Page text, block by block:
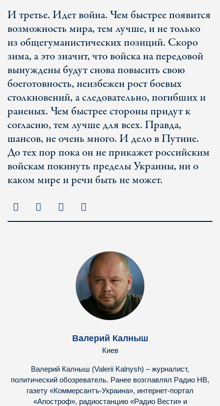
И третье. Идет война. Чем быстрее появится
возможность мира, тем лучше, и не только
из общегуманистических позиций. Скоро
зима, а это значит, что войска на передовой
вынуждены будут снова повысить свою
боеготовность, неизбежен рост боевых
столкновений, а следовательно, погибших и
раненых. Чем быстрее стороны придут к
согласию, тем лучше для всех. Правда,
шансов, не очень много. И дело в Путине.
До тех пор пока он не прикажет российским
войскам покинуть пределы Украины, ни о
каком мире и речи быть не может.
Валерий Калныш
Киев
Валерий Калныш (Valerii Kalnysh) – журналист,
политический обозреватель. Ранее возглавлял Радио НВ,
газету «Коммерсантъ-Украина», интернет-портал
«Апостроф», радиостанцию «Радио Вести» и